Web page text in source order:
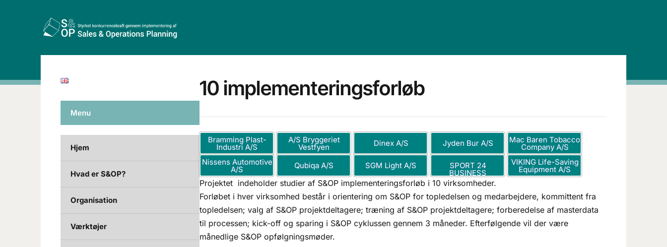
10 implementeringsforløb
Bramming Plast-
Industri A/S
A/S Bryggeriet
Vestfyen Dinex A/S Jyden Bur A/S Mac Baren Tobacco
Company A/S
Nissens Automotive
A/S Qubiqa A/S SGM Light A/S SPORT 24
BUSINESS
VIKING Life-Saving
Equipment A/S
Projektet indeholder studier af S&OP implementeringsforløb i 10 virksomheder.
Forløbet i hver virksomhed består i orientering om S&OP for topledelsen og medarbejdere, kommittent fra
topledelsen; valg af S&OP projektdeltagere; træning af S&OP projektdeltagere; forberedelse af masterdata
til processen; kick-off og sparing i S&OP cyklussen gennem 3 måneder. Efterfølgende vil der være
månedlige S&OP opfølgningsmøder.
Menu
Hjem
Hvad er S&OP?
Organisation
Værktøjer